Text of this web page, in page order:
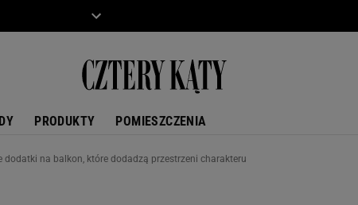
PRODUKTY POMIESZCZENIA
dodatki na balkon, które dodadzą przestrzeni charakteru